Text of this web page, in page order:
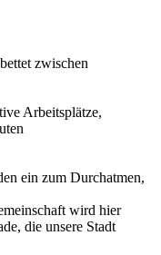
zwischen
Arbeitsplätze,
ein zum Durchatmen,
wird hier
die unsere Stadt